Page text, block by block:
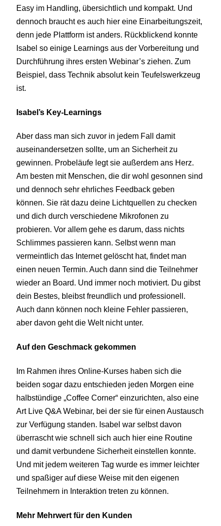
Easy im Handling, übersichtlich und kompakt. Und
dennoch braucht es auch hier eine Einarbeitungszeit,
denn jede Plattform ist anders. Rückblickend konnte
Isabel so einige Learnings aus der Vorbereitung und
Durchführung ihres ersten Webinar’s ziehen. Zum
Beispiel, dass Technik absolut kein Teufelswerkzeug
ist.
Isabel’s Key-Learnings
Aber dass man sich zuvor in jedem Fall damit
auseinandersetzen sollte, um an Sicherheit zu
gewinnen. Probeläufe legt sie außerdem ans Herz.
Am besten mit Menschen, die dir wohl gesonnen sind
und dennoch sehr ehrliches Feedback geben
können. Sie rät dazu deine Lichtquellen zu checken
und dich durch verschiedene Mikrofonen zu
probieren. Vor allem gehe es darum, dass nichts
Schlimmes passieren kann. Selbst wenn man
vermeintlich das Internet gelöscht hat, findet man
einen neuen Termin. Auch dann sind die Teilnehmer
wieder an Board. Und immer noch motiviert. Du gibst
dein Bestes, bleibst freundlich und professionell.
Auch dann können noch kleine Fehler passieren,
aber davon geht die Welt nicht unter.
Auf den Geschmack gekommen
Im Rahmen ihres Online-Kurses haben sich die
beiden sogar dazu entschieden jeden Morgen eine
halbstündige „Coffee Corner“ einzurichten, also eine
Art Live Q&A Webinar, bei der sie für einen Austausch
zur Verfügung standen. Isabel war selbst davon
überrascht wie schnell sich auch hier eine Routine
und damit verbundene Sicherheit einstellen konnte.
Und mit jedem weiteren Tag wurde es immer leichter
und spaßiger auf diese Weise mit den eigenen
Teilnehmern in Interaktion treten zu können.
Mehr Mehrwert für den Kunden